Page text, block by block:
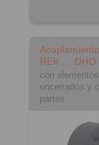
REK … DHO
con
encerrados y
partes